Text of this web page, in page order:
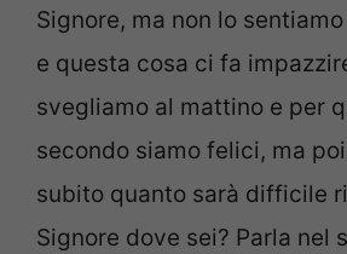
Signore, ma non lo
e questa cosa ci fa
svegliamo al mattino e per
secondo siamo felici, ma
subito quanto sarà difficile
Signore dove sei? Parla nel